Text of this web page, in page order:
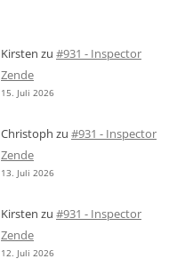
Kirsten zu #931 - Inspector
Zende
15. Juli 2026
Christoph zu #931 - Inspector
Zende
13. Juli 2026
Kirsten zu #931 - Inspector
Zende
12. Juli 2026